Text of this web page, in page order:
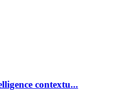
contextu...